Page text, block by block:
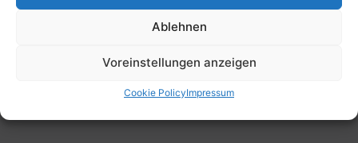
Ablehnen
Voreinstellungen anzeigen
Cookie PolicyImpressum
Filter